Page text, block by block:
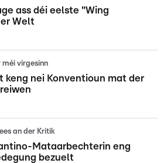
ass déi eelste "Wing
Welt
méi virgesinn
keng nei Konventioun mat der
an der Kritik
Mataarbechterin eng
bezuelt